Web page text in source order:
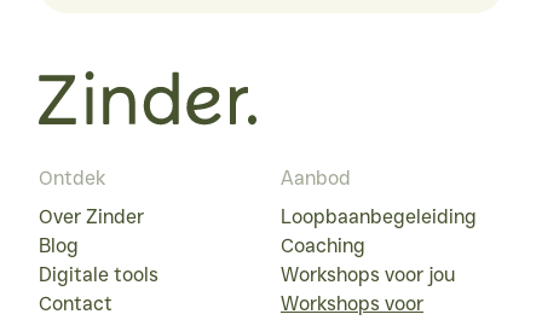
Ontdek
Over Zinder
Blog
Digitale tools
Contact
Aanbod
Loopbaanbegeleiding
Coaching
Workshops voor jou
Workshops voor